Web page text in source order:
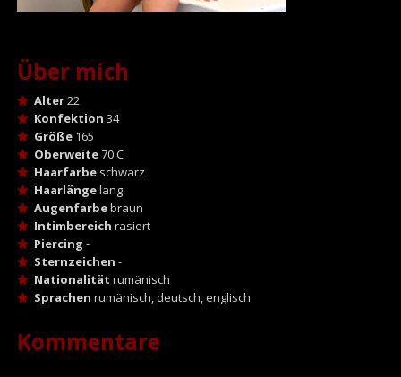
Über mich
Alter22
Konfektion 34
Größe165
Oberweite70 C
Haarfarbeschwarz
Haarlängelang
Augenfarbebraun
Intimbereich rasiert
Piercing -
Sternzeichen -
Nationalität rumänisch
Sprachen rumänisch, deutsch, englisch
Kommentare